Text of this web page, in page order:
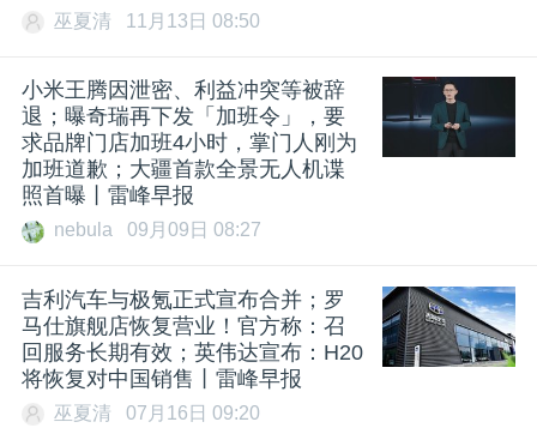
巫夏清 11月13日 08:50
小米王腾因泄密、利益冲突等被辞
退；曝奇瑞再下发「加班令」，要
求品牌门店加班4小时，掌门人刚为
加班道歉；大疆首款全景无人机谍
照首曝丨雷峰早报
nebula 09月09日 08:27
吉利汽车与极氪正式宣布合并；罗
马仕旗舰店恢复营业！官方称：召
回服务长期有效；英伟达宣布：H20
将恢复对中国销售丨雷峰早报
巫夏清 07月16日 09:20